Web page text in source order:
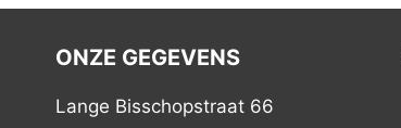
ONZE GEGEVENS
Lange Bisschopstraat 66